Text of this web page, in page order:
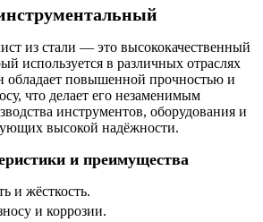
из стали — это высококачественный
используется в различных отраслях
повышенной прочностью и
что делает его незаменимым
инструментов, оборудования и
высокой надёжности.
и преимущества
и жёсткость.
и коррозии.